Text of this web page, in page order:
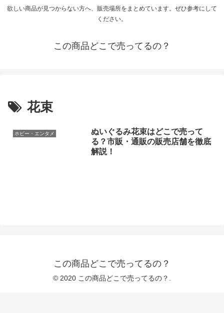
欲しい商品が見つからない方へ、販売場所をまとめています。ぜひ参考にして
ください。
この商品どこで売ってるの？
花束
ホビー・エンタメ
ぬいぐるみ花束はどこで売って
る？市販・通販の販売店舗を徹底
解説！
この商品どこで売ってるの？
© 2020 この商品どこで売ってるの？.